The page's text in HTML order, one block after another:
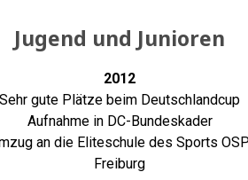
Jugend und Junioren
2012
Sehr gute Plätze beim Deutschlandcup
Aufnahme in DC-Bundeskader
an die Eliteschule des Sports OSP
Freiburg